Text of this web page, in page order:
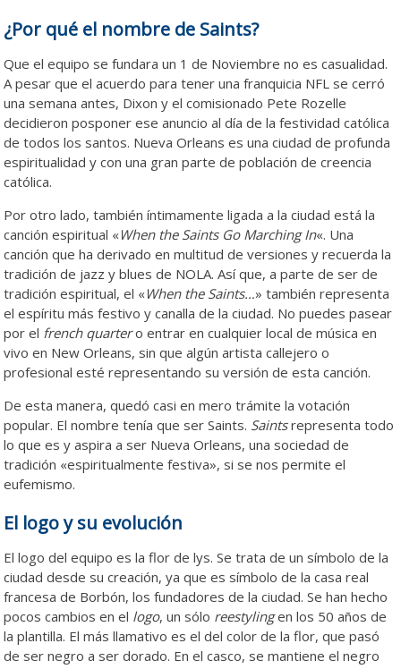
¿Por qué el nombre de Saints?
Que el equipo se fundara un 1 de Noviembre no es casualidad.
A pesar que el acuerdo para tener una franquicia NFL se cerró
una semana antes, Dixon y el comisionado Pete Rozelle
decidieron posponer ese anuncio al día de la festividad católica
de todos los santos. Nueva Orleans es una ciudad de profunda
espiritualidad y con una gran parte de población de creencia
católica.
Por otro lado, también íntimamente ligada a la ciudad está la
canción espiritual «When the Saints Go Marching In«. Una
canción que ha derivado en multitud de versiones y recuerda la
tradición de jazz y blues de NOLA. Así que, a parte de ser de
tradición espiritual, el «When the Saints…» también representa
el espíritu más festivo y canalla de la ciudad. No puedes pasear
por el french quartero entrar en cualquier local de música en
vivo en New Orleans, sin que algún artista callejero o
profesional esté representando su versión de esta canción.
De esta manera, quedó casi en mero trámite la votación
popular. El nombre tenía que ser Saints. Saintsrepresenta todo
lo que es y aspira a ser Nueva Orleans, una sociedad de
tradición «espiritualmente festiva», si se nos permite el
eufemismo.
El logo y su evolución
El logo del equipo es la flor de lys. Se trata de un símbolo de la
ciudad desde su creación, ya que es símbolo de la casa real
francesa de Borbón, los fundadores de la ciudad. Se han hecho
pocos cambios en el logo, un sólo reestylingen los 50 años de
la plantilla. El más llamativo es el del color de la flor, que pasó
de ser negro a ser dorado. En el casco, se mantiene el negro